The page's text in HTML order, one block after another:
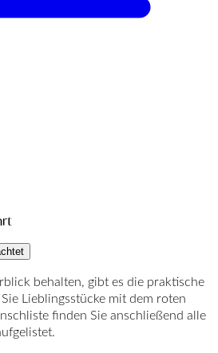
behalten, gibt es die praktische
Lieblingsstücke mit dem roten
finden Sie anschließend alle